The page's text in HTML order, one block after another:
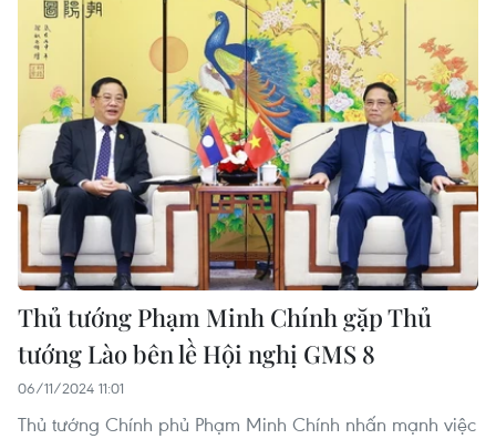
Thủ tướng Phạm Minh Chính gặp Thủ
tướng Lào bên lề Hội nghị GMS 8
06/11/2024 11:01
Thủ tướng Chính phủ Phạm Minh Chính nhấn mạnh việc